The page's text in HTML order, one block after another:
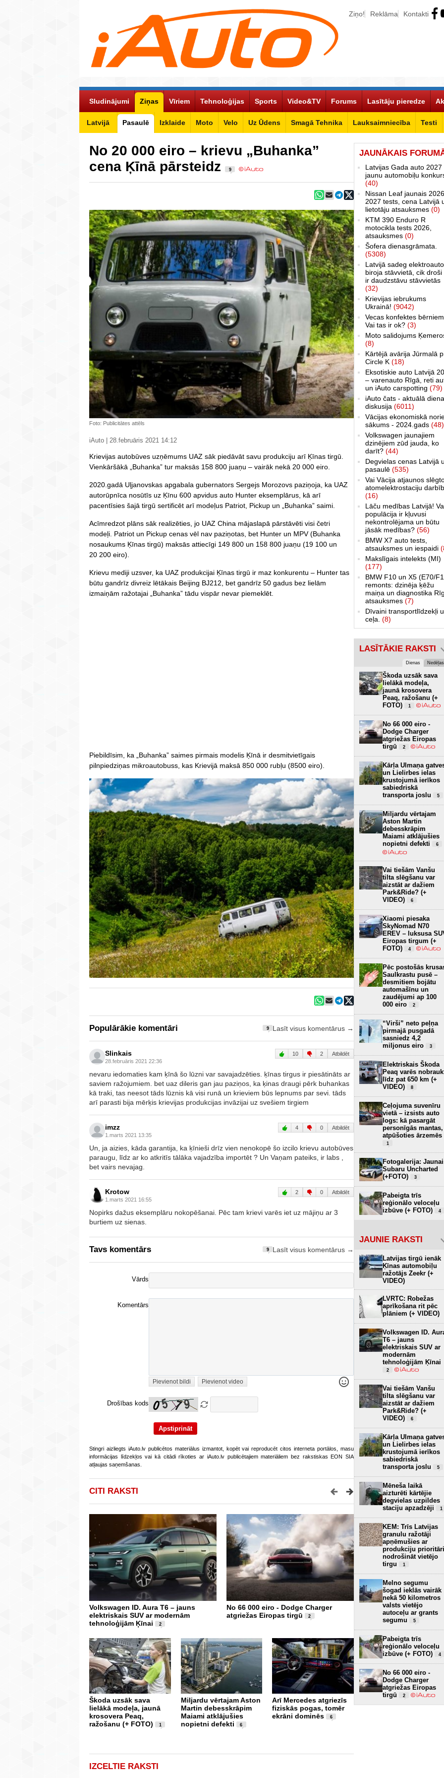
Ziņo! Reklāma Kontakti
Sludinājumi Ziņas
Latvijā Pasaulē Izklaide Moto Velo Uz Ūdens Smagā Tehnika Lauksaimniecība Testi
Vīriem Tehnoloģijas Sports Video&TV Forums Lasītāju pieredze
No 20 000 eiro – krievu „Buhanka”
cena Ķīnā pārsteidz
9
Foto: Publicitātes attēls
iAuto | 28.februāris 2021 14:12
Krievijas autobūves uzņēmums UAZ sāk piedāvāt savu produkciju arī Ķīnas tirgū.
Vienkāršākā „Buhanka” tur maksās 158 800 juaņu – vairāk nekā 20 000 eiro.
2020.gadā Uļjanovskas apgabala gubernators Sergejs Morozovs paziņoja, ka UAZ
autorūpnīca nosūtīs uz Ķīnu 600 apvidus auto Hunter eksemplārus, kā arī
pacentīsies šajā tirgū sertificēt arī modeļus Patriot, Pickup un „Buhanka” saimi.
Acīmredzot plāns sāk realizēties, jo UAZ China mājaslapā pārstāvēti visi četri
modeļi. Patriot un Pickup cenas vēl nav paziņotas, bet Hunter un MPV (Buhanka
nosaukums Ķīnas tirgū) maksās attiecīgi 149 800 un 158 800 juaņu (19 100 un
20 200 eiro).
Krievu mediji uzsver, ka UAZ produkcijai Ķīnas tirgū ir maz konkurentu – Hunter tas
būtu gandrīz divreiz lētākais Beijing BJ212, bet gandrīz 50 gadus bez lielām
izmaiņām ražotajai „Buhanka” tādu vispār nevar piemeklēt.
Piebildīsim, ka „Buhanka” saimes pirmais modelis Ķīnā ir desmitvietīgais
pilnpiedziņas mikroautobuss, kas Krievijā maksā 850 000 rubļu (8500 eiro).
Populārākie komentāri 9 Lasīt visus komentārus →
Slinkais
28.februāris 2021 22:36
10 2 Atbildēt
nevaru iedomaties kam ķīnā šo lūzni var savajadzēties. ķīnas tirgus ir piesātināts ar
saviem ražojumiem. bet uaz dileris gan jau paziņos, ka ķinas draugi pērk buhankas
kā traki, tas neesot tāds lūznis kā visi runā un krieviem būs lepnums par sevi. tāds
arī parasti bija mērķis krievijas produkcijas invāzijai uz svešiem tirgiem
imzz
1.marts 2021 13:35
4 0 Atbildēt
Un, ja aizies, kāda garantija, ka ķīnieši drīz vien nenokopē šo izcilo krievu autobūves
paraugu, līdz ar ko atkritīs tālāka vajadzība importēt ? Un Vaņam pateiks, ir labs ,
bet vairs nevajag.
Krotow
1.marts 2021 16:55
2 0 Atbildēt
Nopirks dažus eksemplāru nokopēšanai. Pēc tam krievi varēs iet uz mājiņu ar 3
burtiem uz sienas.
Tavs komentārs 9 Lasīt visus komentārus →
Vārds
Komentārs
Pievienot bildi Pievienot video
Drošības kods
Stingri aizliegts iAuto.lv publicētos materiālus izmantot, kopēt vai reproducēt citos interneta portālos, masu
informācijas līdzekļos vai kā citādi rīkoties ar iAuto.lv publicētajiem materiāliem bez rakstiskas EON SIA
atļaujas saņemšanas.
CITI RAKSTI
Volkswagen ID. Aura T6 – jauns
elektriskais SUV ar modernām
tehnoloģijām Ķīnai
2
No 66 000 eiro - Dodge Charger
atgriežas Eiropas tirgū
2
Škoda uzsāk sava
lielākā modeļa, jaunā
krosovera Peaq,
ražošanu (+ FOTO)
1
Miljardu vērtajam Aston
Martin debesskrāpim
Maiami atklājušies
nopietni defekti
6
Arī Mercedes atgriezīs
fiziskās pogas, tomēr
ekrāni dominēs
6
Xiaomi piesaka
– luksusa SUV Eiropas
Pēc vairāk nekā 80
IZCELTIE RAKSTI
JAUNĀKAIS
Latvijas Gada auto 2027
jaunu automobiļu
(40)
Nissan Leaf jaunais
2027 tests, cena Latvijā
lietotāju atsauksmes (0)
KTM 390 Enduro R
motocikla tests 2026,
atsauksmes (0)
Šofera dienasgrāmata.
(5308)
Latvijā sadeg elektroauto
biroja stāvvietā, cik droši
ir daudzstāvu stāvvietās
(32)
Krievijas iebrukums
Ukrainā! (9042)
Vecas konfektes
Vai tas ir ok? (3)
Moto salidojums
(8)
Kārtējā avārija Jūrmalā
Circle K (18)
Eksotiskie auto Latvijā
– varenauto Rīgā, reti
un iAuto carspotting (79)
iAuto čats - aktuālā
diskusija (6011)
Vācijas ekonomiskā
sākums - 2024.gads (48)
Volkswagen jaunajiem
dzinējiem zūd jauda, ko
darīt? (44)
Degvielas cenas Latvijā
pasaulē (535)
Vai Vācija atjaunos
atomelektrostaciju
(16)
Lāču medības Latvijā!
populācija ir kļuvusi
nekontrolējama un būtu
jāsāk medības? (56)
BMW X7 auto tests,
atsauksmes un iespaidi
Makslīgais intelekts (MI)
(177)
BMW F10 un X5 (E70/
remonts: dzinēja ķēžu
maiņa un diagnostika
atsauksmes (7)
Dīvaini transportlīdzekļi
ceļa. (8)
LASĪTĀKIE RAKSTI
Dienas Nedēļas
Škoda uzsāk sava
lielākā modeļa,
jaunā krosovera
Peaq, ražošanu (+
FOTO)
1
No 66 000 eiro -
Dodge Charger
atgriežas Eiropas
tirgū
2
Kārļa Ulmaņa
un Lielirbes ielas
krustojumā ierīkos
sabiedriskā
transporta joslu
5
Miljardu vērtajam
Aston Martin
debesskrāpim
Maiami atklājušies
nopietni defekti
6
Vai tiešām Vanšu
tilta slēgšanu var
aizstāt ar dažiem
Park&Ride? (+
VIDEO)
6
Xiaomi piesaka
SkyNomad N70
EREV – luksusa
Eiropas tirgum (+
FOTO)
4
Pēc postošās
Saulkrastu pusē –
desmitiem bojātu
automašīnu un
zaudējumi ap 100
000 eiro
2
“Virši” neto peļņa
pirmajā pusgadā
sasniedz 4,2
miljonus eiro
3
Elektriskais Škoda
Peaq varēs
līdz pat 650 km (+
VIDEO)
8
Ceļojuma suvenīru
vietā – izsists auto
logs: kā pasargāt
personīgās mantas,
atpūšoties ārzemēs
1
Fotogalerija:
Subaru Uncharted
(+FOTO)
3
Pabeigta trīs
reģionālo veloceļu
izbūve (+ FOTO)
4
JAUNIE RAKSTI
Latvijas tirgū ienāk
Ķīnas automobiļu
ražotājs Zeekr (+
VIDEO)
LVRTC: Robežas
aprīkošana rit pēc
plāniem (+ VIDEO)
Volkswagen ID.
T6 – jauns
elektriskais SUV ar
modernām
tehnoloģijām Ķīnai
2
Vai tiešām Vanšu
tilta slēgšanu var
aizstāt ar dažiem
Park&Ride? (+
VIDEO)
6
Kārļa Ulmaņa
un Lielirbes ielas
krustojumā ierīkos
sabiedriskā
transporta joslu
5
Mēneša laikā
aizturēti kārtējie
degvielas uzpildes
staciju apzadzēji
1
KEM: Trīs Latvijas
granulu ražotāji
apņēmušies ar
produkciju prioritāri
nodrošināt vietējo
tirgu
1
Melno segumu
šogad ieklās vairāk
nekā 50 kilometros
valsts vietējo
autoceļu ar grants
segumu
5
Pabeigta trīs
reģionālo veloceļu
izbūve (+ FOTO)
4
No 66 000 eiro -
Dodge Charger
atgriežas Eiropas
tirgū
2